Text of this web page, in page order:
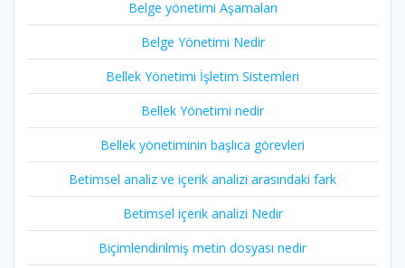
Belge yönetimi Aşamaları
Belge Yönetimi Nedir
Bellek Yönetimi İşletim Sistemleri
Bellek Yönetimi nedir
Bellek yönetiminin başlıca görevleri
Betimsel analiz ve içerik analizi arasındaki fark
Betimsel içerik analizi Nedir
Biçimlendirilmiş metin dosyası nedir